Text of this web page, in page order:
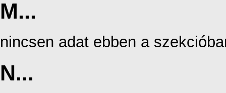
M...
nincsen adat ebben a
N...